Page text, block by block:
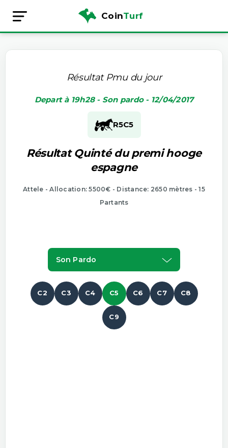
CoinTurf
Résultat Pmu du jour
Depart à 19h28 - Son pardo - 12/04/2017
R5C5
Résultat Quinté du premi hooge
espagne
Attele - Allocation: 5500€ - Distance: 2650 mètres - 15
Partants
Son Pardo
C2 C3 C4 C5 C6 C7 C8
C9